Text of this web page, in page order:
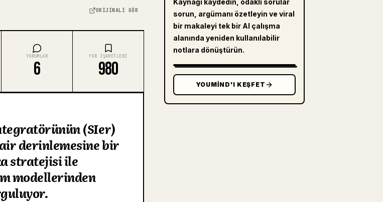
ORIJINALI GÖR
YORUMLAR
6
YER IŞARETLERI
980
(SIer)
derinlemesine bir
stratejisi ile
modellerinden
Kaynağı kaydedin, odaklı sorular
sorun, argümanı özetleyin ve viral
bir makaleyi tek bir AI çalışma
alanında yeniden kullanılabilir
notlara dönüştürün.
YOUMIND'I KEŞFET